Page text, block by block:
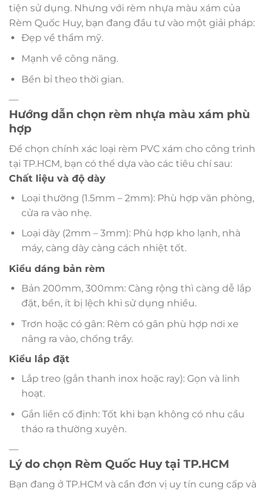
tiện sử dụng. Nhưng với rèm nhựa màu xám của
Rèm Quốc Huy, bạn đang đầu tư vào một giải pháp:
Đẹp về thẩm mỹ.
Mạnh về công năng.
Bền bỉ theo thời gian.
—
Hướng dẫn chọn rèm nhựa màu xám phù
hợp
Để chọn chính xác loại rèm PVC xám cho công trình
tại TP.HCM, bạn có thể dựa vào các tiêu chí sau:
Chất liệu và độ dày
Loại thường (1.5mm – 2mm): Phù hợp văn phòng,
cửa ra vào nhẹ.
Loại dày (2mm – 3mm): Phù hợp kho lạnh, nhà
máy, càng dày càng cách nhiệt tốt.
Kiểu dáng bản rèm
Bản 200mm, 300mm: Càng rộng thì càng dễ lắp
đặt, bền, ít bị lệch khi sử dụng nhiều.
Trơn hoặc có gân: Rèm có gân phù hợp nơi xe
nâng ra vào, chống trầy.
Kiểu lắp đặt
Lắp treo (gắn thanh inox hoặc ray): Gọn và linh
hoạt.
Gắn liền cố định: Tốt khi bạn không có nhu cầu
tháo ra thường xuyên.
—
Lý do chọn Rèm Quốc Huy tại TP.HCM
Bạn đang ở TP.HCM và cần đơn vị uy tín cung cấp và